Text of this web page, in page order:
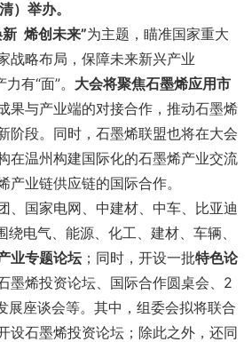
） 举办。
新 烯创未来”为主题，瞄准国家重大
战略布局，保障未来新兴产业
有“面”。 大会将聚焦石墨烯应用市
果与产业端的对接合作，推动石墨烯
阶段。同时，石墨烯联盟也将在大会
在温州构建国际化的石墨烯产业交流
产业链供应链的国际合作。
、国家电网、中建材、中车、比亚迪
电气、能源、化工、建材、车辆、
业专题论坛；同时，开设一批特色论
墨烯投资论坛、国际合作圆桌会、2
展座谈会等。其中，组委会拟将联合
设石墨烯投资论坛；除此之外，还同